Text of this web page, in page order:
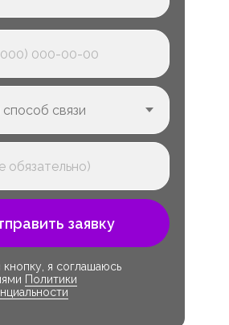
заявку
я соглашаюсь
Политики